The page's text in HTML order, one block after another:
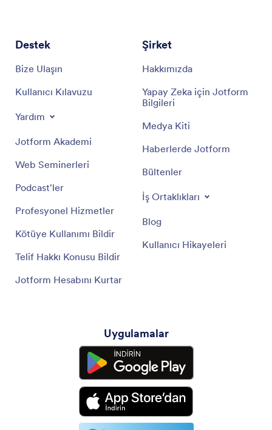
Destek
Bize Ulaşın
Kullanıcı Kılavuzu
Yardım
Jotform Akademi
Web Seminerleri
Podcast'ler
Profesyonel Hizmetler
Kötüye Kullanımı Bildir
Telif Hakkı Konusu Bildir
Jotform Hesabını Kurtar
Şirket
Hakkımızda
Yapay Zeka için Jotform
Bilgileri
Medya Kiti
Haberlerde Jotform
Bültenler
İş Ortaklıkları
Blog
Kullanıcı Hikayeleri
Uygulamalar